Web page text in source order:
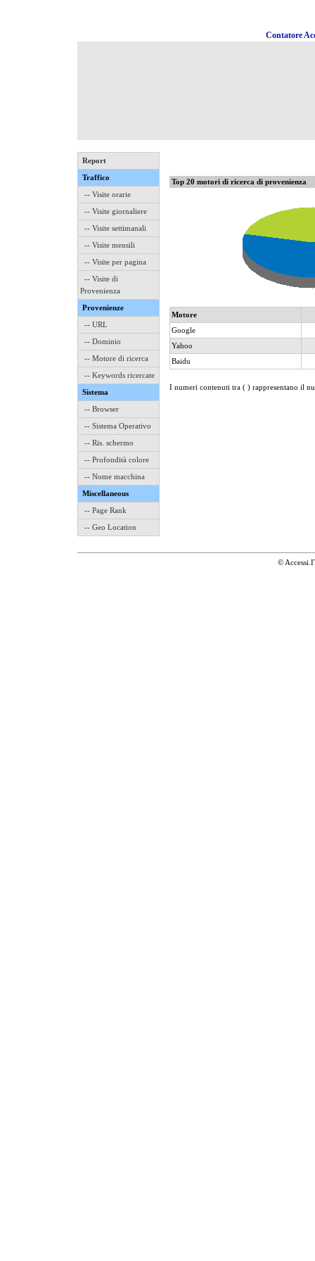
Contatore
Report
Traffico
-- Visite orarie
-- Visite giornaliere
-- Visite settimanali
-- Visite mensili
-- Visite per pagina
-- Visite di
Provenienza
Provenienze
-- URL
-- Dominio
-- Motore di ricerca
-- Keywords ricercate
Sistema
-- Browser
-- Sistema Operativo
-- Ris. schermo
-- Profondità colore
-- Nome macchina
Miscellaneous
-- Page Rank
-- Geo Location
Top 20 motori di ricerca di provenienza
Motore
Google
Yahoo
Baidu
I numeri contenuti tra ( ) rappresentano il
©